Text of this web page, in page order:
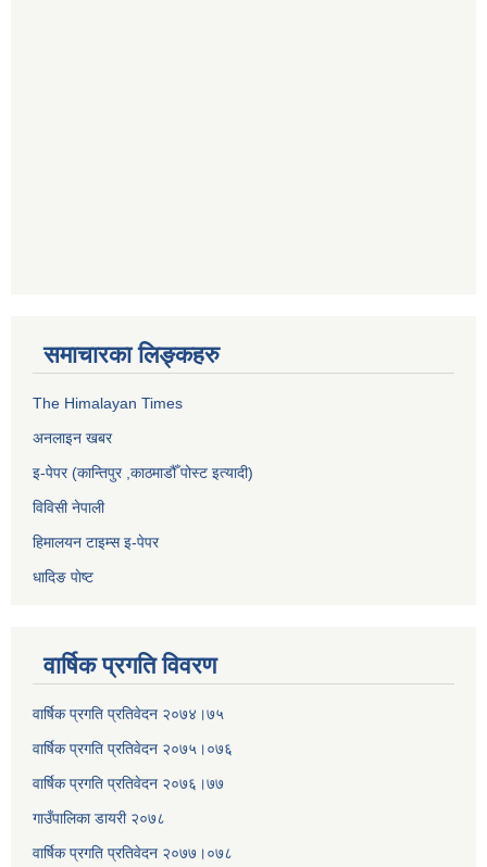
समाचारका लिङ्कहरु
The Himalayan Times
अनलाइन खबर
इ-पेपर (कान्तिपुर ,काठमाडौँ पोस्ट इत्यादी)
विविसी नेपाली
हिमालयन टाइम्स इ-पेपर
धादिङ पाेष्ट
वार्षिक प्रगति विवरण
वार्षिक प्रगति प्रतिवेदन २०७४।७५
वार्षिक प्रगति प्रतिवेदन २०७५।०७६
वार्षिक प्रगति प्रतिवेदन २०७६।७७
गाउँपालिका डायरी २०७८
वार्षिक प्रगति प्रतिवेदन २०७७।०७८